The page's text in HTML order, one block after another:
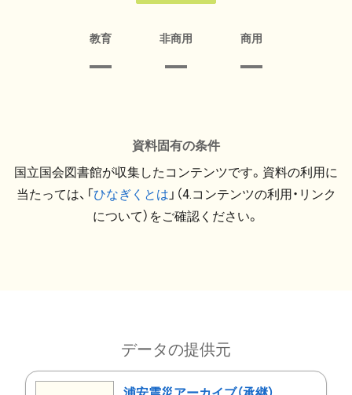
教育 非商用 商用
資料固有の条件
国立国会図書館が収集したコンテンツです。資料の利用に
当たっては、「ひなぎくとは 」（4.コンテンツの利用・リンク
について）をご確認ください。
データの提供元